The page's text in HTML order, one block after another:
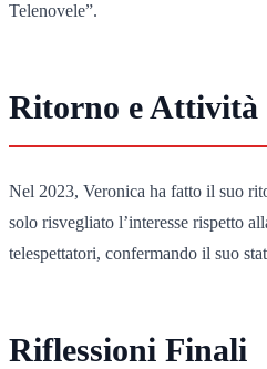
Telenovele”.
Ritorno e Attività
Nel 2023, Veronica ha fatto il suo
solo risvegliato l’interesse rispetto
telespettatori, confermando il suo
Riflessioni Finali